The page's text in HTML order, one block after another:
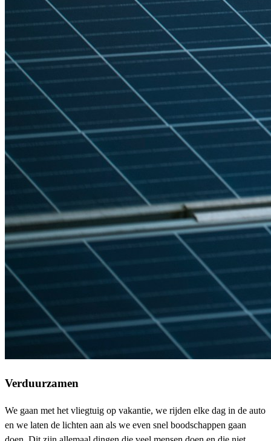
Verduurzamen
We gaan met het vliegtuig op vakantie, we rijden elke dag in de auto
en we laten de lichten aan als we even snel boodschappen gaan